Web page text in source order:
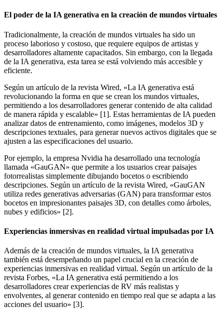
El poder de la IA generativa en la creación de mundos virtuales
Tradicionalmente, la creación de mundos virtuales ha sido un
proceso laborioso y costoso, que requiere equipos de artistas y
desarrolladores altamente capacitados. Sin embargo, con la llegada
de la IA generativa, esta tarea se está volviendo más accesible y
eficiente.
Según un artículo de la revista Wired, «La IA generativa está
revolucionando la forma en que se crean los mundos virtuales,
permitiendo a los desarrolladores generar contenido de alta calidad
de manera rápida y escalable» [1]. Estas herramientas de IA pueden
analizar datos de entrenamiento, como imágenes, modelos 3D y
descripciones textuales, para generar nuevos activos digitales que se
ajusten a las especificaciones del usuario.
Por ejemplo, la empresa Nvidia ha desarrollado una tecnología
llamada «GauGAN» que permite a los usuarios crear paisajes
fotorrealistas simplemente dibujando bocetos o escribiendo
descripciones. Según un artículo de la revista Wired, «GauGAN
utiliza redes generativas adversarias (GAN) para transformar estos
bocetos en impresionantes paisajes 3D, con detalles como árboles,
nubes y edificios» [2].
Experiencias inmersivas en realidad virtual impulsadas por IA
Además de la creación de mundos virtuales, la IA generativa
también está desempeñando un papel crucial en la creación de
experiencias inmersivas en realidad virtual. Según un artículo de la
revista Forbes, «La IA generativa está permitiendo a los
desarrolladores crear experiencias de RV más realistas y
envolventes, al generar contenido en tiempo real que se adapta a las
acciones del usuario» [3].